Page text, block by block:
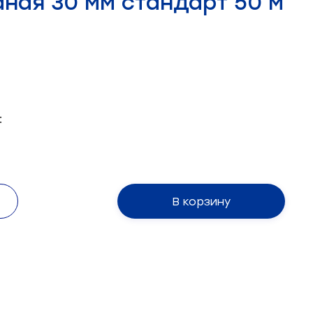
В корзину